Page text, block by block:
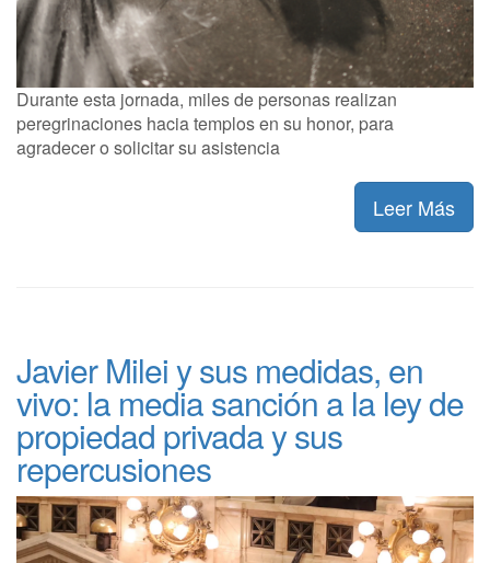
Durante esta jornada, miles de personas realizan
peregrinaciones hacia templos en su honor, para
agradecer o solicitar su asistencia
Leer Más
Javier Milei y sus medidas, en
vivo: la media sanción a la ley de
propiedad privada y sus
repercusiones